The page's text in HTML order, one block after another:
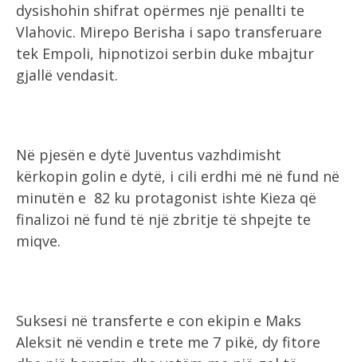
dysishohin shifrat opërmes një penallti te
Vlahovic. Mirepo Berisha i sapo transferuare
tek Empoli, hipnotizoi serbin duke mbajtur
gjallë vendasit.
Në pjesën e dytë Juventus vazhdimisht
kërkopin golin e dytë, i cili erdhi më në fund në
minutën e 82 ku protagonist ishte Kieza që
finalizoi në fund të një zbritje të shpejte te
miqve.
Suksesi në transferte e con ekipin e Maks
Aleksit në vendin e trete me 7 pikë, dy fitore